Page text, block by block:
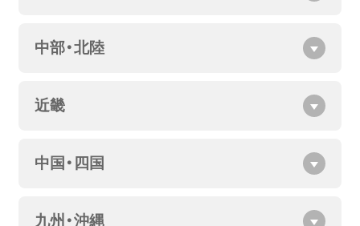
中部・北陸
近畿
中国・四国
九州・沖縄